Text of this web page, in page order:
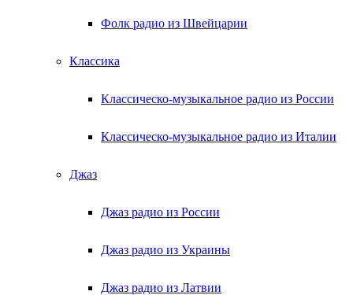
Фолк радио из Швейцарии
Классика
Классическо-музыкальное радио из России
Классическо-музыкальное радио из Италии
Джаз
Джаз радио из России
Джаз радио из Украины
Джаз радио из Латвии